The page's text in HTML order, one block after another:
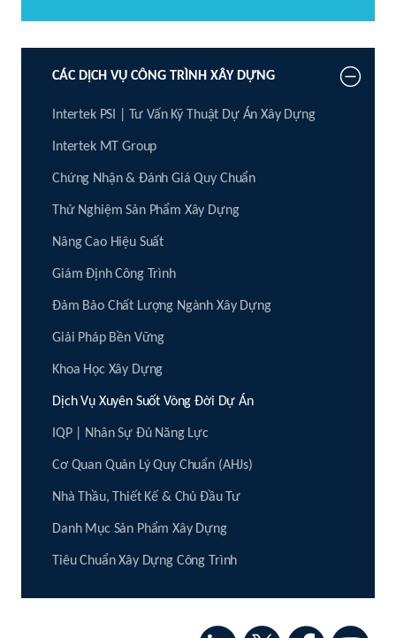
CÁC DỊCH VỤ CÔNG TRÌNH XÂY DỰNG
Intertek PSI | Tư Vấn Kỹ Thuật Dự Án Xây Dựng
Intertek MT Group
Chứng Nhận & Đánh Giá Quy Chuẩn
Thử Nghiệm Sản Phẩm Xây Dựng
Nâng Cao Hiệu Suất
Giám Định Công Trình
Đảm Bảo Chất Lượng Ngành Xây Dựng
Giải Pháp Bền Vững
Khoa Học Xây Dựng
Dịch Vụ Xuyên Suốt Vòng Đời Dự Án
IQP | Nhân Sự Đủ Năng Lực
Cơ Quan Quản Lý Quy Chuẩn (AHJs)
Nhà Thầu, Thiết Kế & Chủ Đầu Tư
Danh Mục Sản Phẩm Xây Dựng
Tiêu Chuẩn Xây Dựng Công Trình